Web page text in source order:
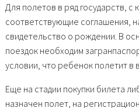
Для полетов в ряд государств,
соответствующие соглашения,
свидетельство о рождении. В
поездок необходим
условии, что ребенок полетит в
Еще на стадии покупки билета
назначен полет, на